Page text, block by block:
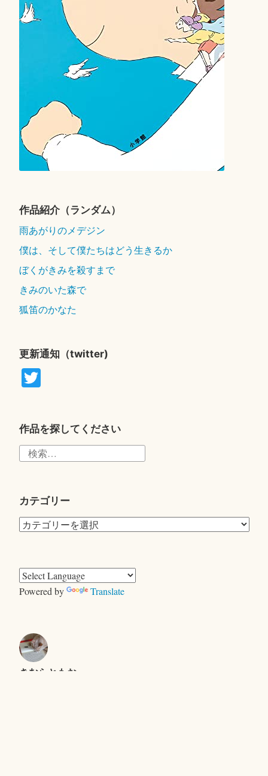
作品紹介（ランダム）
雨あがりのメデジン
僕は、そして僕たちはどう生きるか
ぼくがきみを殺すまで
きみのいた森で
狐笛のかなた
更新通知（twitter)
T
r
作品を探してください
カテゴリー
カ
リ
ー
Powered by Translate
きむらともお